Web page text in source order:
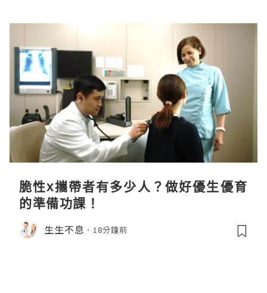
脆性x攜帶者有多少人？做好優生優育
的準備功課！
生生不息 18分鐘前